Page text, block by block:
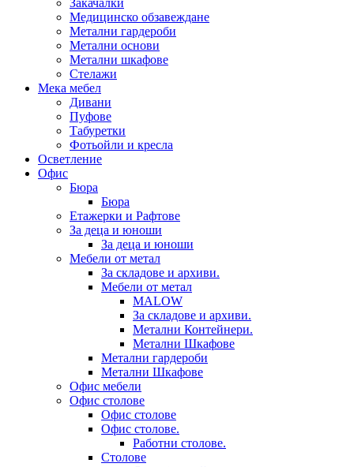
Закачалки
Медицинско обзавеждане
Метални гардероби
Метални основи
Метални шкафове
Стелажи
Мека мебел
Дивани
Пуфове
Табуретки
Фотьойли и кресла
Осветление
Офис
Бюра
Бюра
Етажерки и Рафтове
За деца и юноши
За деца и юноши
Мебели от метал
За складове и архиви.
Мебели от метал
MALOW
За складове и архиви.
Метални Контейнери.
Метални Шкафове
Метални гардероби
Метални Шкафове
Офис мебели
Офис столове
Офис столове
Офис столове.
Работни столове.
Столове